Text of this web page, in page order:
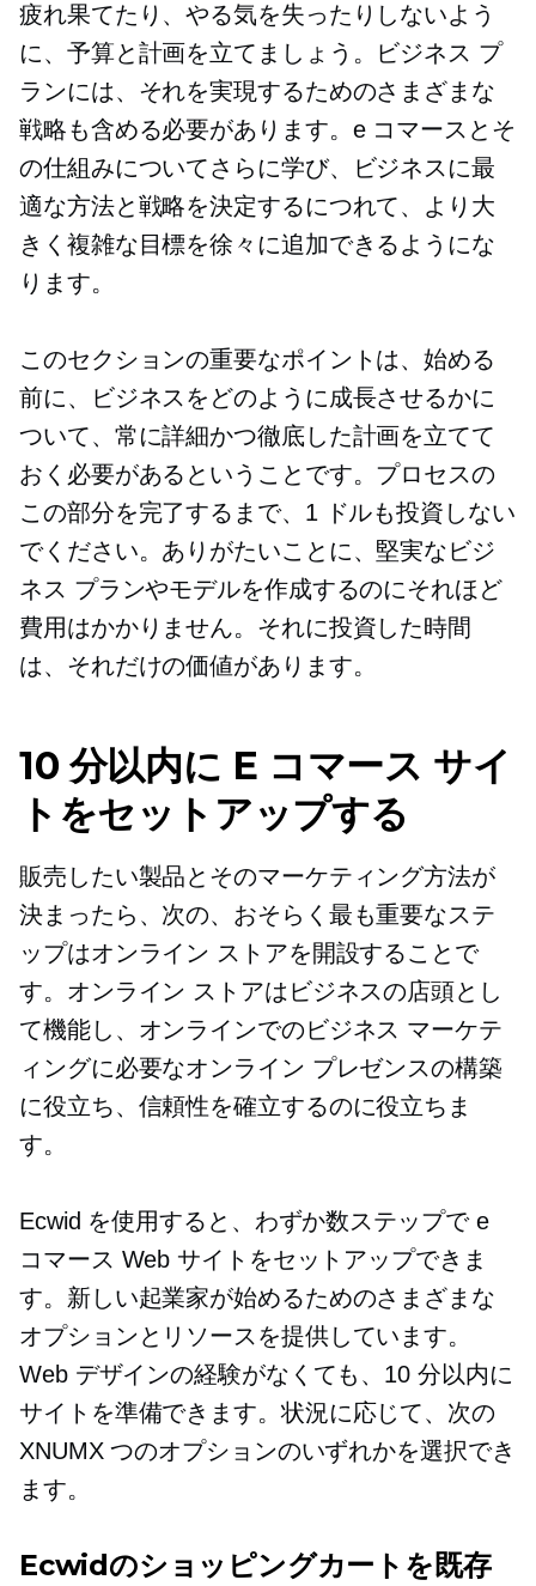
疲れ果てたり、やる気を失ったりしないよう
に、予算と計画を立てましょう。ビジネス プ
ランには、それを実現するためのさまざまな
戦略も含める必要があります。e コマースとそ
の仕組みについてさらに学び、ビジネスに最
適な方法と戦略を決定するにつれて、より大
きく複雑な目標を徐々に追加できるようにな
ります。
このセクションの重要なポイントは、始める
前に、ビジネスをどのように成長させるかに
ついて、常に詳細かつ徹底した計画を立てて
おく必要があるということです。プロセスの
この部分を完了するまで、1 ドルも投資しない
でください。ありがたいことに、堅実なビジ
ネス プランやモデルを作成するのにそれほど
費用はかかりません。それに投資した時間
は、それだけの価値があります。
10 分以内に E コマース サイ
トをセットアップする
販売したい製品とそのマーケティング方法が
決まったら、次の、おそらく最も重要なステ
ップはオンライン ストアを開設することで
す。オンライン ストアはビジネスの店頭とし
て機能し、オンラインでのビジネス マーケテ
ィングに必要なオンライン プレゼンスの構築
に役立ち、信頼性を確立するのに役立ちま
す。
Ecwid を使用すると、わずか数ステップで e
コマース Web サイトをセットアップできま
す。新しい起業家が始めるためのさまざまな
オプションとリソースを提供しています。
Web デザインの経験がなくても、10 分以内に
サイトを準備できます。状況に応じて、次の
XNUMX つのオプションのいずれかを選択でき
ます。
Ecwidのショッピングカートを既存